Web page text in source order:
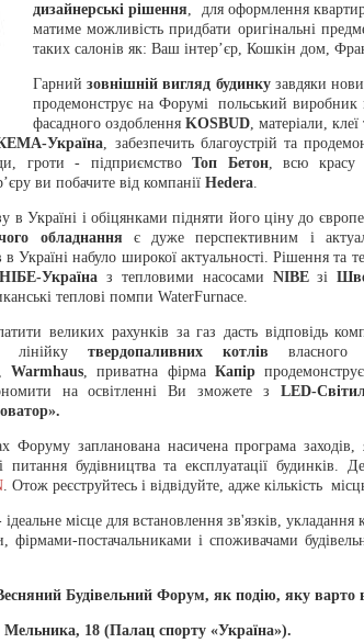
дизайнерські рішення, для оформлення
матиме можливість придбати оригінальні
таких салонів як: Ваш інтер’єр, Кошкін дом,
Гарнийзовнішній вигляд будинкузавдяки
продемонструє на Форумі польський виробник
фасадного оздоблення KOSBUD, матеріали,
Україна, забезпечить благоустрій та
гроти - підприємствоТоп Бетон, всю красу
ви побачите від компанії Hedera.
в Україні і обіцянками підняти його ціну до
обладнання є дуже перспективним і
Україні набуло широкої актуальності. Рішення та
НІБЕ-Україна з тепловими насосами NIBEзі
теплові помпи WaterFurnace.
великих рахунків за газ дасть відповідь
лінійку твердопаливних котлів власного
,Warmhaus, приватна фірма Капір
на освітленні Ви зможете зLED-
запланована насичена програма заходів,
питання будівництва та експлуатації будинків.
. Отож реєструйтесь і відвідуйте, адже кількість
місце для встановлення зв'язків, укладання
фірмами-постачальниками і споживачами
Будівельний Форум, як подію, яку варто
Мельника, 18 (Палац спорту «Україна»).